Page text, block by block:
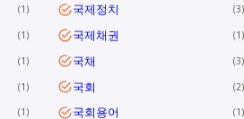
1 국제정치 3
1 국제채권 1
1 국채 3
1 국회 2
1 국회용어 1